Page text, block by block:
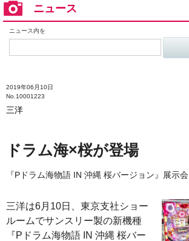
ニュース
ニュース内を
2019年06月10日
No.10001223
三洋
ドラム海×桜が登場
『Pドラム海物語 IN 沖縄 桜バージョン』展示会
三洋は6月10日、東京支社ショー
ルームでサンスリー製の新機種
『Pドラム海物語 IN 沖縄 桜バー